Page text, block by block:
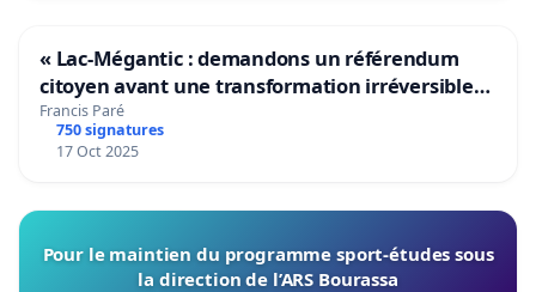
« Lac-Mégantic : demandons un référendum
citoyen avant une transformation irréversible
de notre territoire »
Francis Paré
750 signatures
17 Oct 2025
Pour le maintien du programme sport-études sous
la direction de l’ARS Bourassa